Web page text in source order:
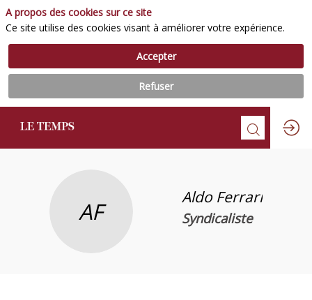
AF Aldo Ferrari
Syndicaliste
A propos des cookies sur ce site
Ce site utilise des cookies visant à améliorer votre expérience.
Accepter
Refuser